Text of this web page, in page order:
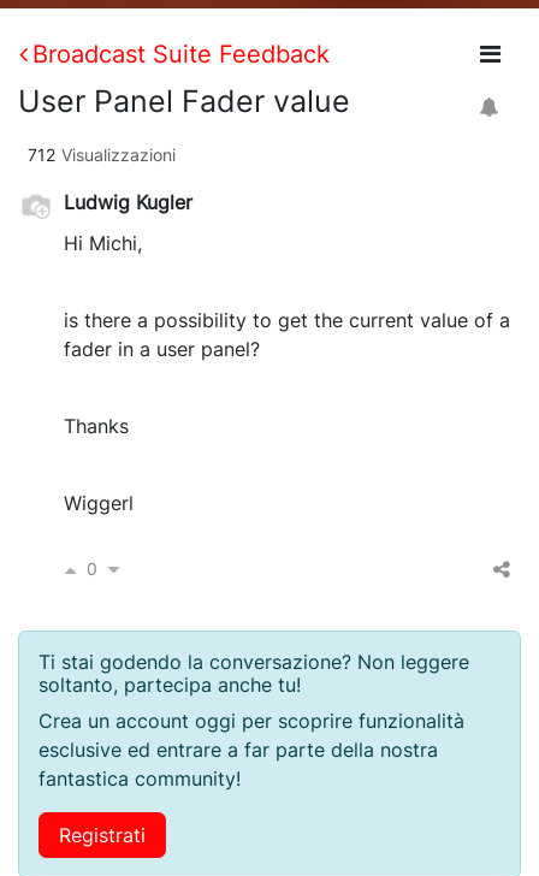
Broadcast Suite Feedback
User Panel Fader value
712 Visualizzazioni
Ludwig Kugler
Hi Michi,
is there a possibility to get the current value of a
fader in a user panel?
Thanks
Wiggerl
0
Ti stai godendo la conversazione? Non leggere
soltanto, partecipa anche tu!
Crea un account oggi per scoprire funzionalità
esclusive ed entrare a far parte della nostra
fantastica community!
Registrati